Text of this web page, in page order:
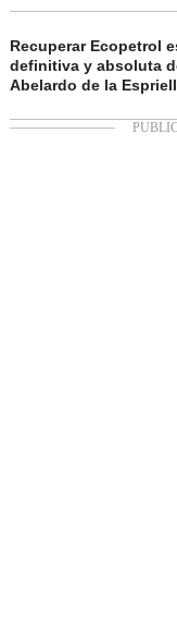
Recuperar Ecopetrol
definitiva y absoluta
Abelardo de la